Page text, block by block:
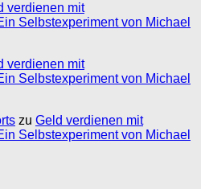
verdienen mit
Selbstexperiment von Michael
verdienen mit
Selbstexperiment von Michael
zu Geld verdienen mit
Selbstexperiment von Michael